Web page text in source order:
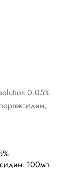
100мл